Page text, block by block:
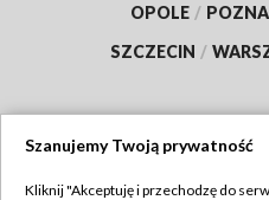
OPOLE /
SZCZECIN /
Szanujemy Twoją prywatność
Kliknij "Akceptuję i przechodzę do